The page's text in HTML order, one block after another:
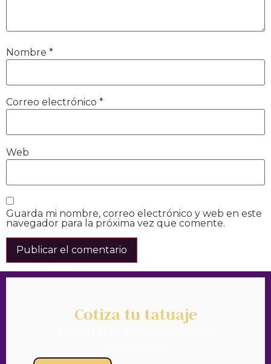
Nombre *
Correo electrónico *
Web
Guarda mi nombre, correo electrónico y web en este
navegador para la próxima vez que comente.
Cotiza tu tatuaje